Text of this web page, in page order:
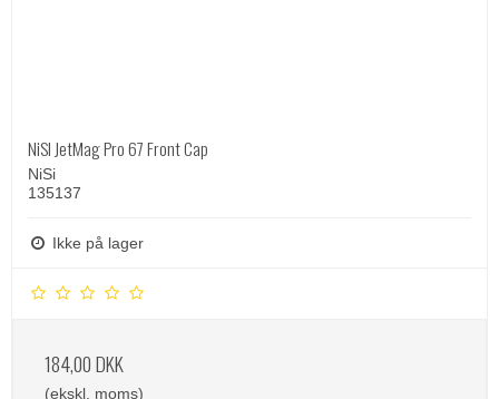
NiSI JetMag Pro 67 Front Cap
NiSi
135137
Ikke på lager
184,00 DKK
(ekskl. moms)